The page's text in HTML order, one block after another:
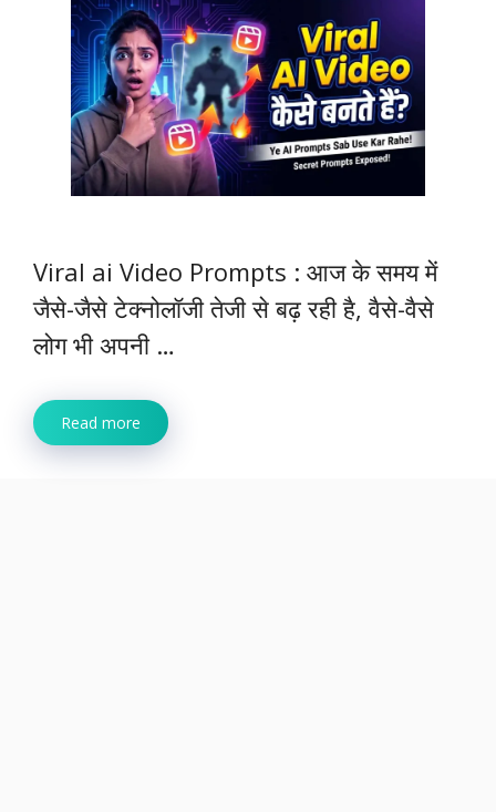
Viral ai Video Prompts : आज के समय में
जैसे-जैसे टेक्नोलॉजी तेजी से बढ़ रही है, वैसे-वैसे
लोग भी अपनी …
Read more